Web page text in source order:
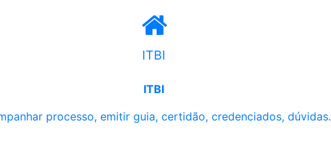
ITBI
ITBI
processo, emitir guia, certidão, credenciados, dúvidas.